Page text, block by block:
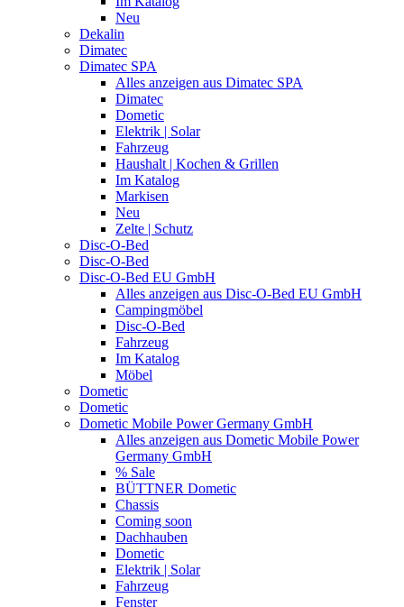
Neu
Dekalin
Dimatec
Dimatec SPA
Alles anzeigen aus Dimatec SPA
Dimatec
Dometic
Elektrik | Solar
Fahrzeug
Haushalt | Kochen & Grillen
Im Katalog
Markisen
Neu
Zelte | Schutz
Disc-O-Bed
Disc-O-Bed
Disc-O-Bed EU GmbH
Alles anzeigen aus Disc-O-Bed EU GmbH
Campingmöbel
Disc-O-Bed
Fahrzeug
Im Katalog
Möbel
Dometic
Dometic
Dometic Mobile Power Germany GmbH
Alles anzeigen aus Dometic Mobile Power
Germany GmbH
% Sale
BÜTTNER Dometic
Chassis
Coming soon
Dachhauben
Dometic
Elektrik | Solar
Fahrzeug
Fenster